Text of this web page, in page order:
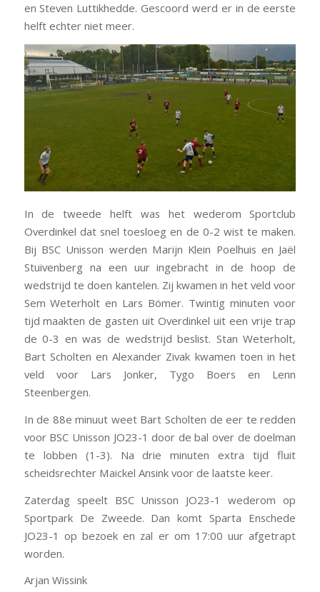
en Steven Luttikhedde. Gescoord werd er in de eerste
helft echter niet meer.
In de tweede helft was het wederom Sportclub
Overdinkel dat snel toesloeg en de 0-2 wist te maken.
Bij BSC Unisson werden Marijn Klein Poelhuis en Jaël
Stuivenberg na een uur ingebracht in de hoop de
wedstrijd te doen kantelen. Zij kwamen in het veld voor
Sem Weterholt en Lars Bömer. Twintig minuten voor
tijd maakten de gasten uit Overdinkel uit een vrije trap
de 0-3 en was de wedstrijd beslist. Stan Weterholt,
Bart Scholten en Alexander Zivak kwamen toen in het
veld voor Lars Jonker, Tygo Boers en Lenn
Steenbergen.
In de 88e minuut weet Bart Scholten de eer te redden
voor BSC Unisson JO23-1 door de bal over de doelman
te lobben (1-3). Na drie minuten extra tijd fluit
scheidsrechter Maickel Ansink voor de laatste keer.
Zaterdag speelt BSC Unisson JO23-1 wederom op
Sportpark De Zweede. Dan komt Sparta Enschede
JO23-1 op bezoek en zal er om 17:00 uur afgetrapt
worden.
Arjan Wissink